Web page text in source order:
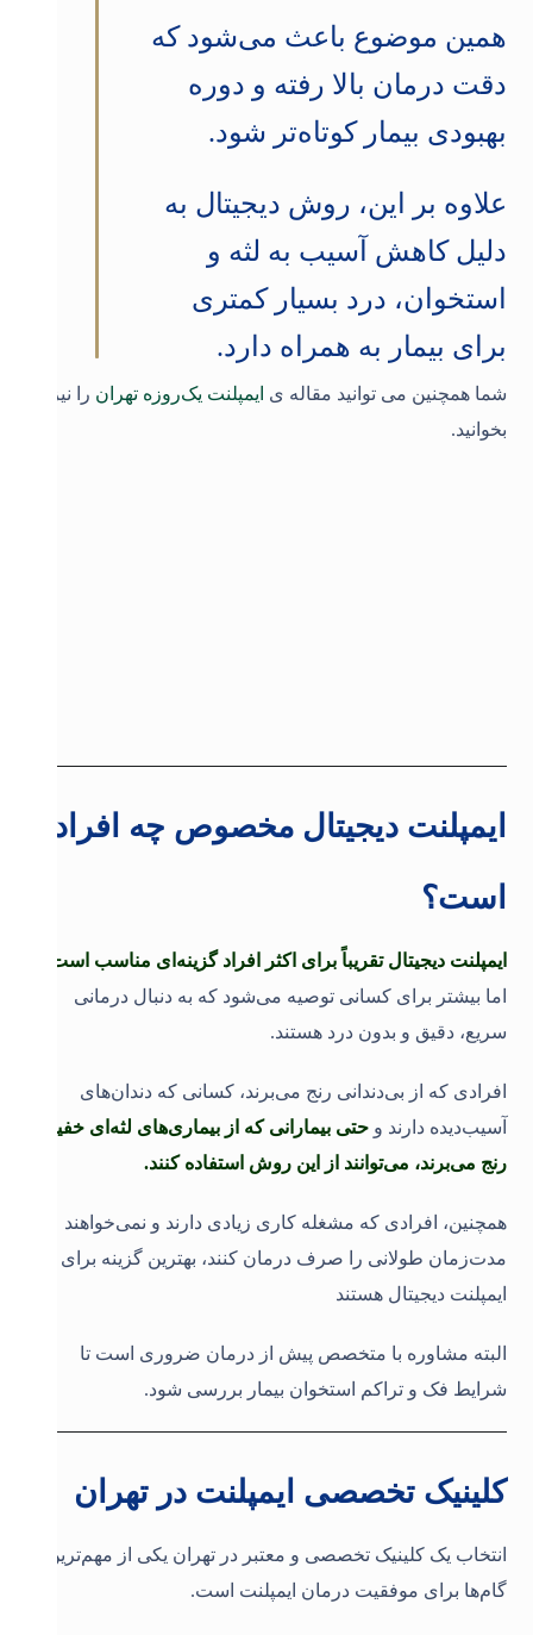
همین موضوع باعث می‌شود که
دقت درمان بالا رفته و دوره
بهبودی بیمار کوتاه‌تر شود.
علاوه بر این، روش دیجیتال به
دلیل کاهش آسیب به لثه و
استخوان، درد بسیار کمتری
برای بیمار به همراه دارد.
شما همچنین می توانید مقاله ی ایمپلنت یک‌روزه تهران را نیز
بخوانید.
ایمپلنت دیجیتال مخصوص چه افرادی
است؟
ایمپلنت دیجیتال تقریباً برای اکثر افراد گزینه‌ای مناسب است،
اما بیشتر برای کسانی توصیه می‌شود که به دنبال درمانی
سریع، دقیق و بدون درد هستند.
افرادی که از بی‌دندانی رنج می‌برند، کسانی که دندان‌های
آسیب‌دیده دارند وحتی بیمارانی که از بیماری‌های لثه‌ای خفیف
رنج می‌برند، می‌توانند از این روش استفاده کنند.
همچنین، افرادی که مشغله کاری زیادی دارند و نمی‌خواهند
مدت‌زمان طولانی را صرف درمان کنند، بهترین گزینه برای
ایمپلنت دیجیتال هستند
البته مشاوره با متخصص پیش از درمان ضروری است تا
شرایط فک و تراکم استخوان بیمار بررسی شود.
کلینیک تخصصی ایمپلنت در تهران
انتخاب یک کلینیک تخصصی و معتبر در تهران یکی از مهم‌ترین
گام‌ها برای موفقیت درمان ایمپلنت است.